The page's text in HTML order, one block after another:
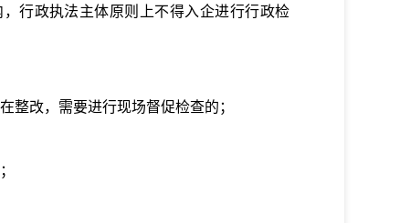
行政执法主体原则上不得入企进行行政检
整改，需要进行现场督促检查的；